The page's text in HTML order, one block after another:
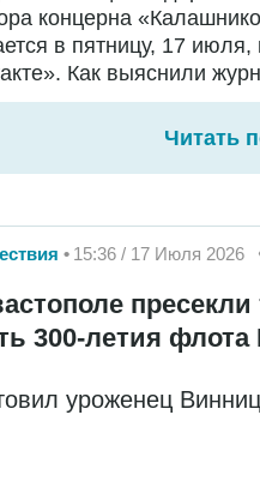
концерна
в пятницу, 17 июля,
Как выяснили
Читать
15:36 / 17 Июля 2026
пресекли
300-летия
уроженец